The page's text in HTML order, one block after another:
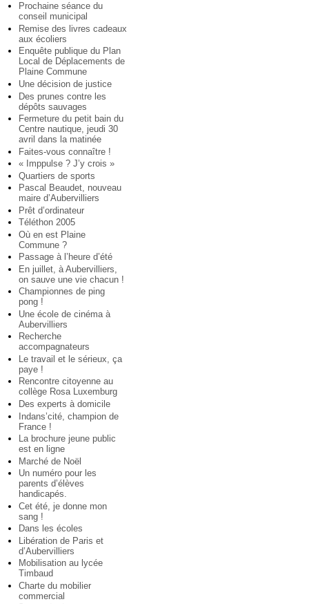
Prochaine séance du
conseil municipal
Remise des livres cadeaux
aux écoliers
Enquête publique du Plan
Local de Déplacements de
Plaine Commune
Une décision de justice
Des prunes contre les
dépôts sauvages
Fermeture du petit bain du
Centre nautique, jeudi 30
avril dans la matinée
Faites-vous connaître !
« Imppulse ? J’y crois »
Quartiers de sports
Pascal Beaudet, nouveau
maire d’Aubervilliers
Prêt d’ordinateur
Téléthon 2005
Où en est Plaine
Commune ?
Passage à l’heure d’été
En juillet, à Aubervilliers,
on sauve une vie chacun !
Championnes de ping
pong !
Une école de cinéma à
Aubervilliers
Recherche
accompagnateurs
Le travail et le sérieux, ça
paye !
Rencontre citoyenne au
collège Rosa Luxemburg
Des experts à domicile
Indans’cité, champion de
France !
La brochure jeune public
est en ligne
Marché de Noël
Un numéro pour les
parents d’élèves
handicapés.
Cet été, je donne mon
sang !
Dans les écoles
Libération de Paris et
d’Aubervilliers
Mobilisation au lycée
Timbaud
Charte du mobilier
commercial